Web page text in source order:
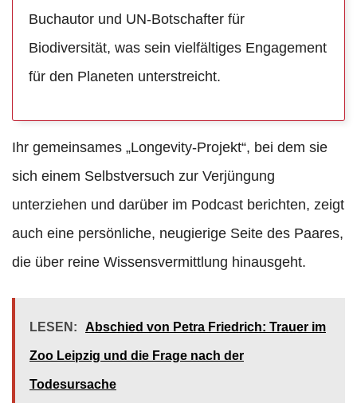
Buchautor und UN-Botschafter für
Biodiversität, was sein vielfältiges Engagement
für den Planeten unterstreicht.
Ihr gemeinsames „Longevity-Projekt“, bei dem sie
sich einem Selbstversuch zur Verjüngung
unterziehen und darüber im Podcast berichten, zeigt
auch eine persönliche, neugierige Seite des Paares,
die über reine Wissensvermittlung hinausgeht.
LESEN: Abschied von Petra Friedrich: Trauer im
Zoo Leipzig und die Frage nach der
Todesursache